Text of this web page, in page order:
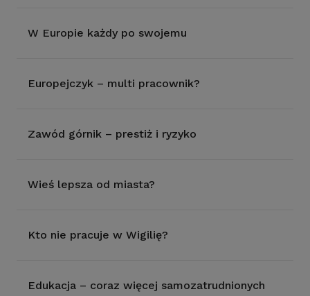
W Europie każdy po swojemu
Europejczyk – multi pracownik?
Zawód górnik – prestiż i ryzyko
Wieś lepsza od miasta?
Kto nie pracuje w Wigilię?
Edukacja – coraz więcej samozatrudnionych